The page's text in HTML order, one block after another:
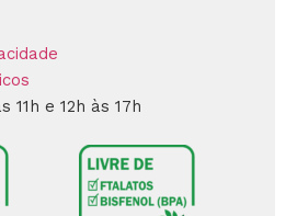
11h e 12h às 17h